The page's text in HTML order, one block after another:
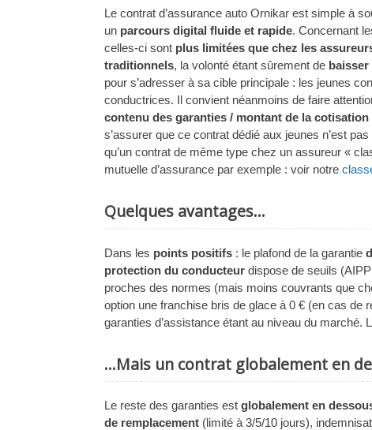
Le contrat d’assurance auto Ornikar est simple à
un parcours digital fluide et rapide. Concernant
celles-ci sont plus limitées que chez les
traditionnels, la volonté étant sûrement de
pour s’adresser à sa cible principale : les jeunes
conductrices. Il convient néanmoins de faire
contenu des garanties / montant de la cotisation
s’assurer que ce contrat dédié aux jeunes n’est
qu’un contrat de même type chez un assureur «
mutuelle d’assurance par exemple : voir notre
Quelques avantages…
Dans les points positifs : le plafond de la garantie
protection du conducteur dispose de seuils
proches des normes (mais moins couvrants que
option une franchise bris de glace à 0 € (en cas de
garanties d’assistance étant au niveau du marché.
…Mais un contrat globalement en
Le reste des garanties est globalement en
de remplacement (limité à 3/5/10 jours),